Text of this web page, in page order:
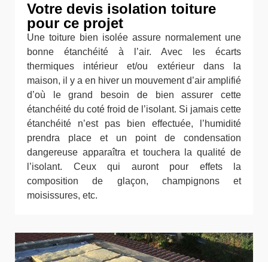
Votre devis isolation toiture
pour ce projet
Une toiture bien isolée assure normalement une
bonne étanchéité à l’air. Avec les écarts
thermiques intérieur et/ou extérieur dans la
maison, il y a en hiver un mouvement d’air amplifié
d’où le grand besoin de bien assurer cette
étanchéité du coté froid de l’isolant. Si jamais cette
étanchéité n’est pas bien effectuée, l’humidité
prendra place et un point de condensation
dangereuse apparaîtra et touchera la qualité de
l’isolant. Ceux qui auront pour effets la
composition de glaçon, champignons et
moisissures, etc.